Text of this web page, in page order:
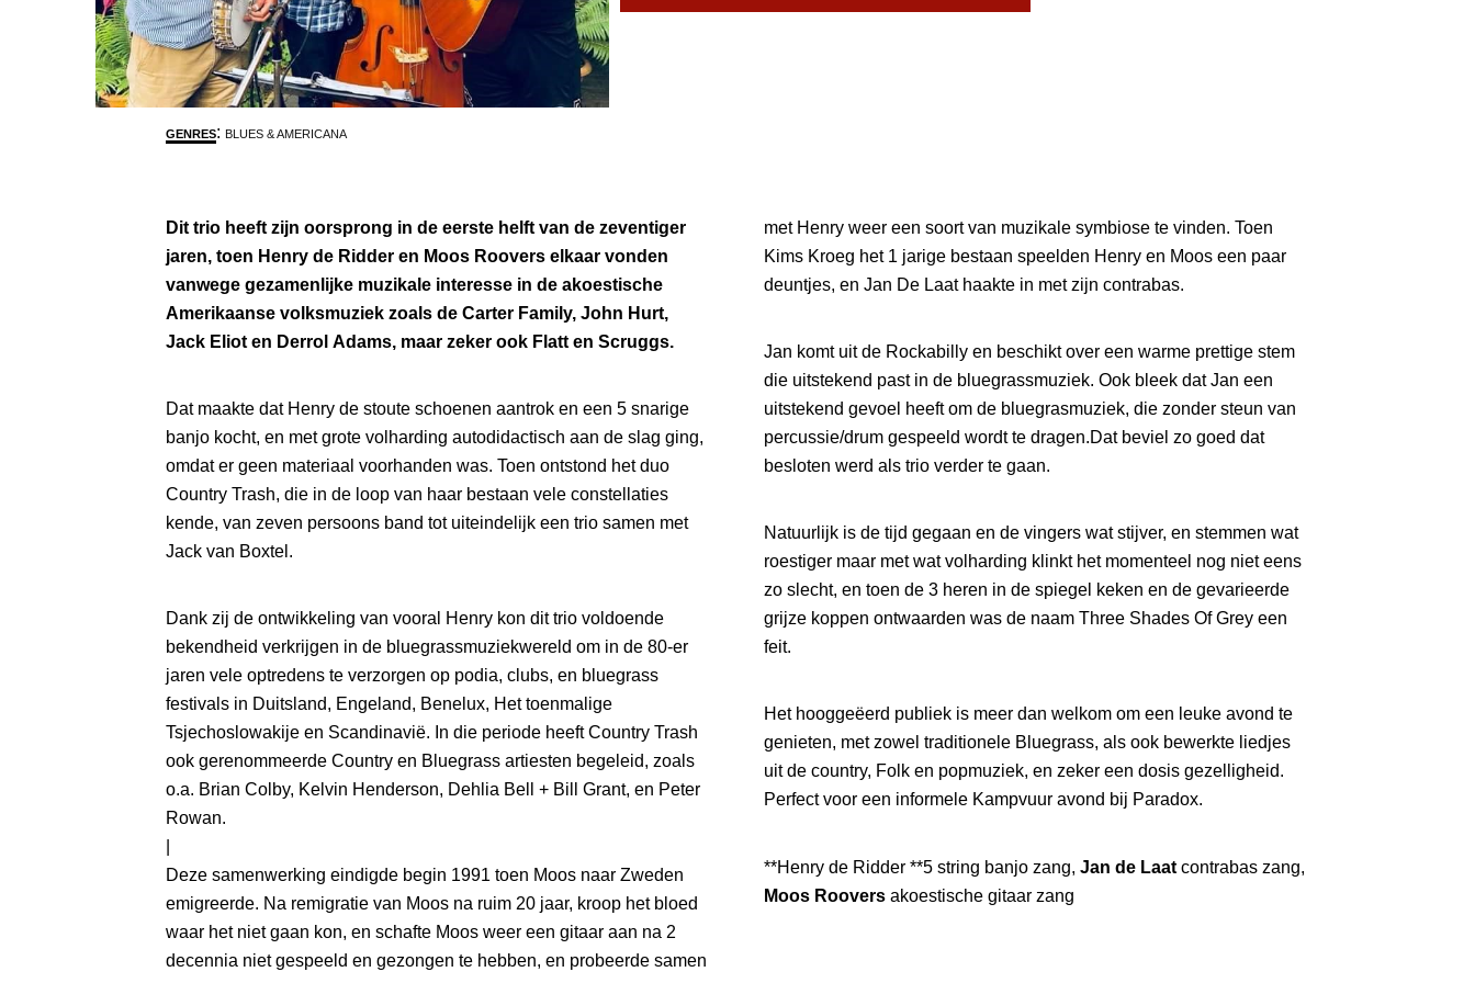
GENRES: BLUES & AMERICANA
Dit trio heeft zijn oorsprong in de eerste helft van de zeventiger
jaren, toen Henry de Ridder en Moos Roovers elkaar vonden
vanwege gezamenlijke muzikale interesse in de akoestische
Amerikaanse volksmuziek zoals de Carter Family, John Hurt,
Jack Eliot en Derrol Adams, maar zeker ook Flatt en Scruggs.
Dat maakte dat Henry de stoute schoenen aantrok en een 5 snarige
banjo kocht, en met grote volharding autodidactisch aan de slag ging,
omdat er geen materiaal voorhanden was. Toen ontstond het duo
Country Trash, die in de loop van haar bestaan vele constellaties
kende, van zeven persoons band tot uiteindelijk een trio samen met
Jack van Boxtel.
Dank zij de ontwikkeling van vooral Henry kon dit trio voldoende
bekendheid verkrijgen in de bluegrassmuziekwereld om in de 80-er
jaren vele optredens te verzorgen op podia, clubs, en bluegrass
festivals in Duitsland, Engeland, Benelux, Het toenmalige
Tsjechoslowakije en Scandinavië. In die periode heeft Country Trash
ook gerenommeerde Country en Bluegrass artiesten begeleid, zoals
o.a. Brian Colby, Kelvin Henderson, Dehlia Bell + Bill Grant, en Peter
Rowan.
Deze samenwerking eindigde begin 1991 toen Moos naar Zweden
emigreerde. Na remigratie van Moos na ruim 20 jaar, kroop het bloed
waar het niet gaan kon, en schafte Moos weer een gitaar aan na 2
decennia niet gespeeld en gezongen te hebben, en probeerde samen
met Henry weer een soort van muzikale symbiose te vinden. Toen
Kims Kroeg het 1 jarige bestaan speelden Henry en Moos een paar
deuntjes, en Jan De Laat haakte in met zijn contrabas.
Jan komt uit de Rockabilly en beschikt over een warme prettige stem
die uitstekend past in de bluegrassmuziek. Ook bleek dat Jan een
uitstekend gevoel heeft om de bluegrasmuziek, die zonder steun van
percussie/drum gespeeld wordt te dragen.Dat beviel zo goed dat
besloten werd als trio verder te gaan.
Natuurlijk is de tijd gegaan en de vingers wat stijver, en stemmen wat
roestiger maar met wat volharding klinkt het momenteel nog niet eens
zo slecht, en toen de 3 heren in de spiegel keken en de gevarieerde
grijze koppen ontwaarden was de naam Three Shades Of Grey een
feit.
Het hooggeëerd publiek is meer dan welkom om een leuke avond te
genieten, met zowel traditionele Bluegrass, als ook bewerkte liedjes
uit de country, Folk en popmuziek, en zeker een dosis gezelligheid.
Perfect voor een informele Kampvuur avond bij Paradox.
**Henry de Ridder **5 string banjo zang, Jan de Laat contrabas zang,
Moos Roovers akoestische gitaar zang